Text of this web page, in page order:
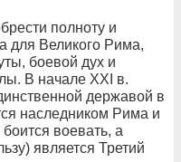
полноту и
для Великого Рима,
боевой дух и
В начале XXI в.
державой в
наследником Рима и
воевать, а
является Третий